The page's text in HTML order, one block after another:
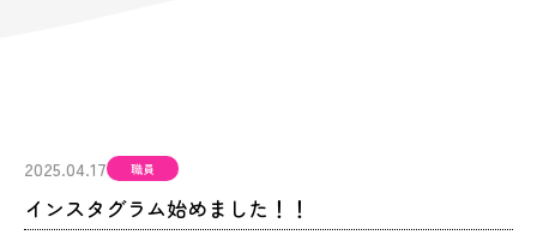
2025.04.17 職員
インスタグラム始めました！！